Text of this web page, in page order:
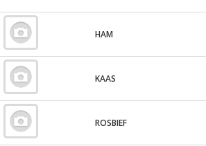
HAM
KAAS
ROSBIEF